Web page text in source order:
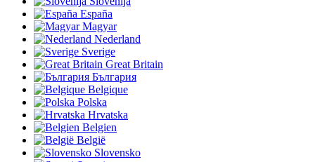
España
Magyar
Nederland
Sverige
Great Britain
България
Belgique
Polska
Hrvatska
Belgien
België
Slovensko